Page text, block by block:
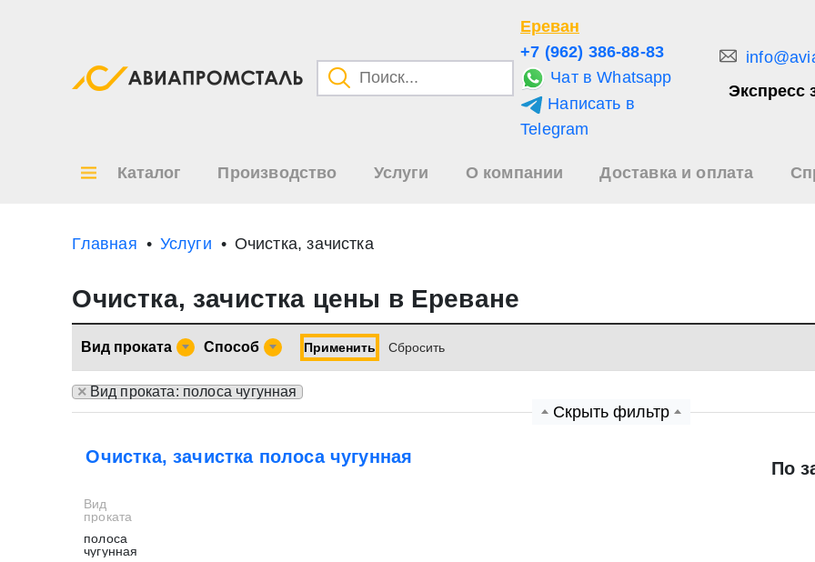
Ереван
+7 (962) 386-88-83
Чат в Whatsapp
Написать в
Telegram
Экспресс
Каталог Производство Услуги О компании Доставка и оплата
Главная Услуги Очистка, зачистка
Очистка, зачистка цены в Ереване
Вид проката Способ Применить Cбросить
× Вид проката: полоса чугунная
Скрыть фильтр
Очистка, зачистка полоса чугунная
По
Вид
проката
полоса
чугунная
Заявка на обратный звонок